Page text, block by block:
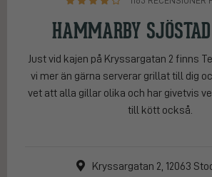
HAMMARBY
Just vid kajen på Kryssargatan 2 finns
vi mer än gärna serverar grillat till dig
vet att alla gillar olika och har givetvis
till kött också.
Kryssargatan 2, 12063